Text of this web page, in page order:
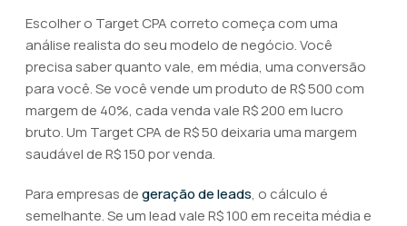
Escolher o Target CPA correto começa com uma
análise realista do seu modelo de negócio. Você
precisa saber quanto vale, em média, uma conversão
para você. Se você vende um produto de R$ 500 com
margem de 40%, cada venda vale R$ 200 em lucro
bruto. Um Target CPA de R$ 50 deixaria uma margem
saudável de R$ 150 por venda.
Para empresas degeração de leads, o cálculo é
semelhante. Se um lead vale R$ 100 em receita média e